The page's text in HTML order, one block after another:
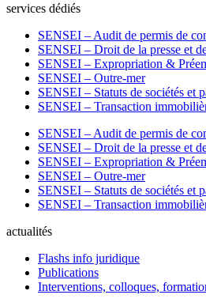
services dédiés
SENSEI – Audit de permis de
SENSEI – Droit de la presse et
SENSEI – Expropriation &
SENSEI – Outre-mer
SENSEI – Statuts de sociétés et
SENSEI – Transaction
SENSEI – Audit de permis de
SENSEI – Droit de la presse et
SENSEI – Expropriation &
SENSEI – Outre-mer
SENSEI – Statuts de sociétés et
SENSEI – Transaction
actualités
Flashs info juridique
Publications
Interventions, colloques,